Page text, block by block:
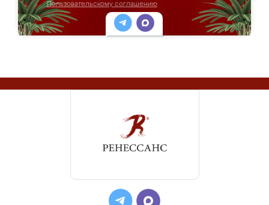
Пользовательскому соглашению